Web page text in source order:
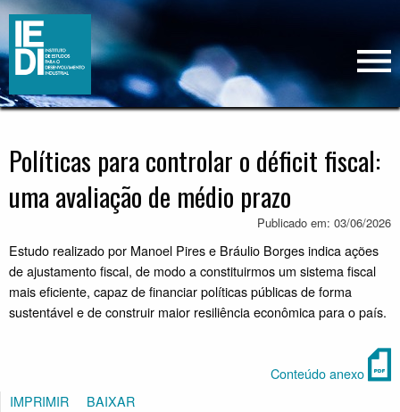
Políticas para controlar o déficit fiscal:
uma avaliação de médio prazo
Publicado em: 03/06/2026
Estudo realizado por Manoel Pires e Bráulio Borges indica ações
de ajustamento fiscal, de modo a constituirmos um sistema fiscal
mais eficiente, capaz de financiar políticas públicas de forma
sustentável e de construir maior resiliência econômica para o país.
Conteúdo anexo
IMPRIMIR
BAIXAR